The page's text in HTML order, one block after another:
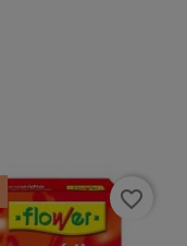
favorite_border